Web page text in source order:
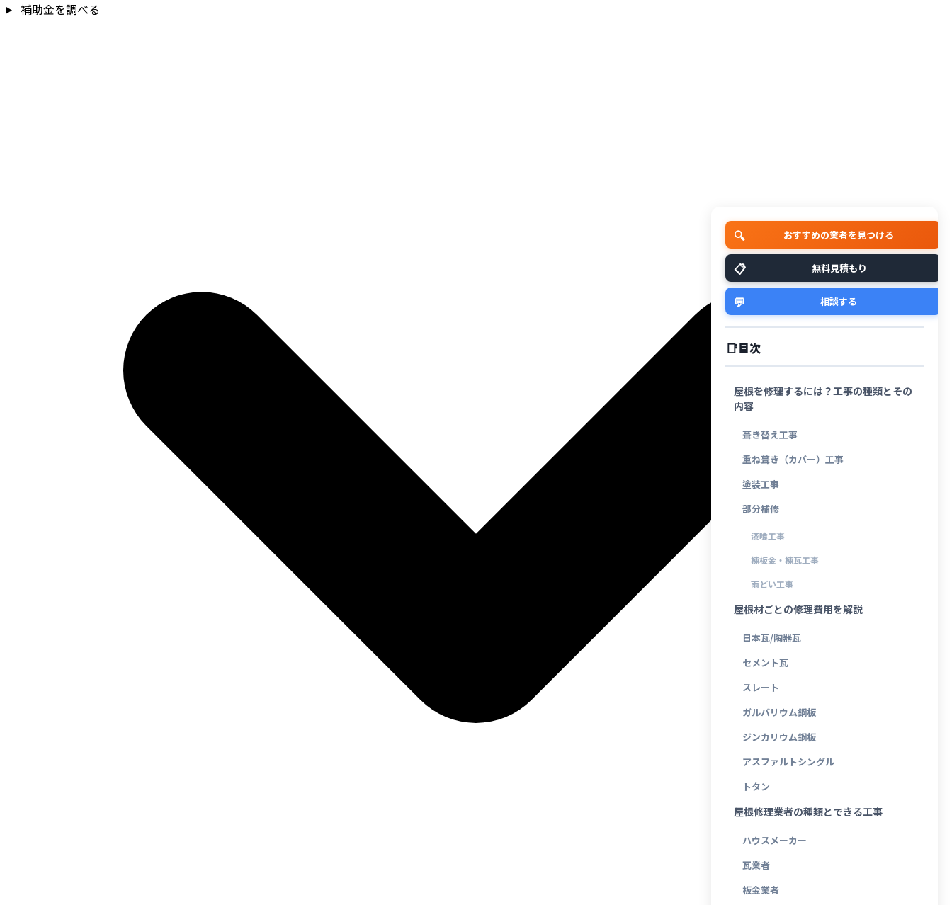
補助金を調べる
🔍 おすすめの業者を見つける
📋 無料見積もり
💬 相談する
目次
屋根を修理するには？工事の種類とその
内容
葺き替え工事
重ね葺き（カバー）工事
塗装工事
部分補修
漆喰工事
棟板金・棟瓦工事
雨どい工事
屋根材ごとの修理費用を解説
日本瓦/陶器瓦
セメント瓦
スレート
ガルバリウム鋼板
ジンカリウム鋼板
アスファルトシングル
トタン
屋根修理業者の種類とできる工事
ハウスメーカー
瓦業者
板金業者